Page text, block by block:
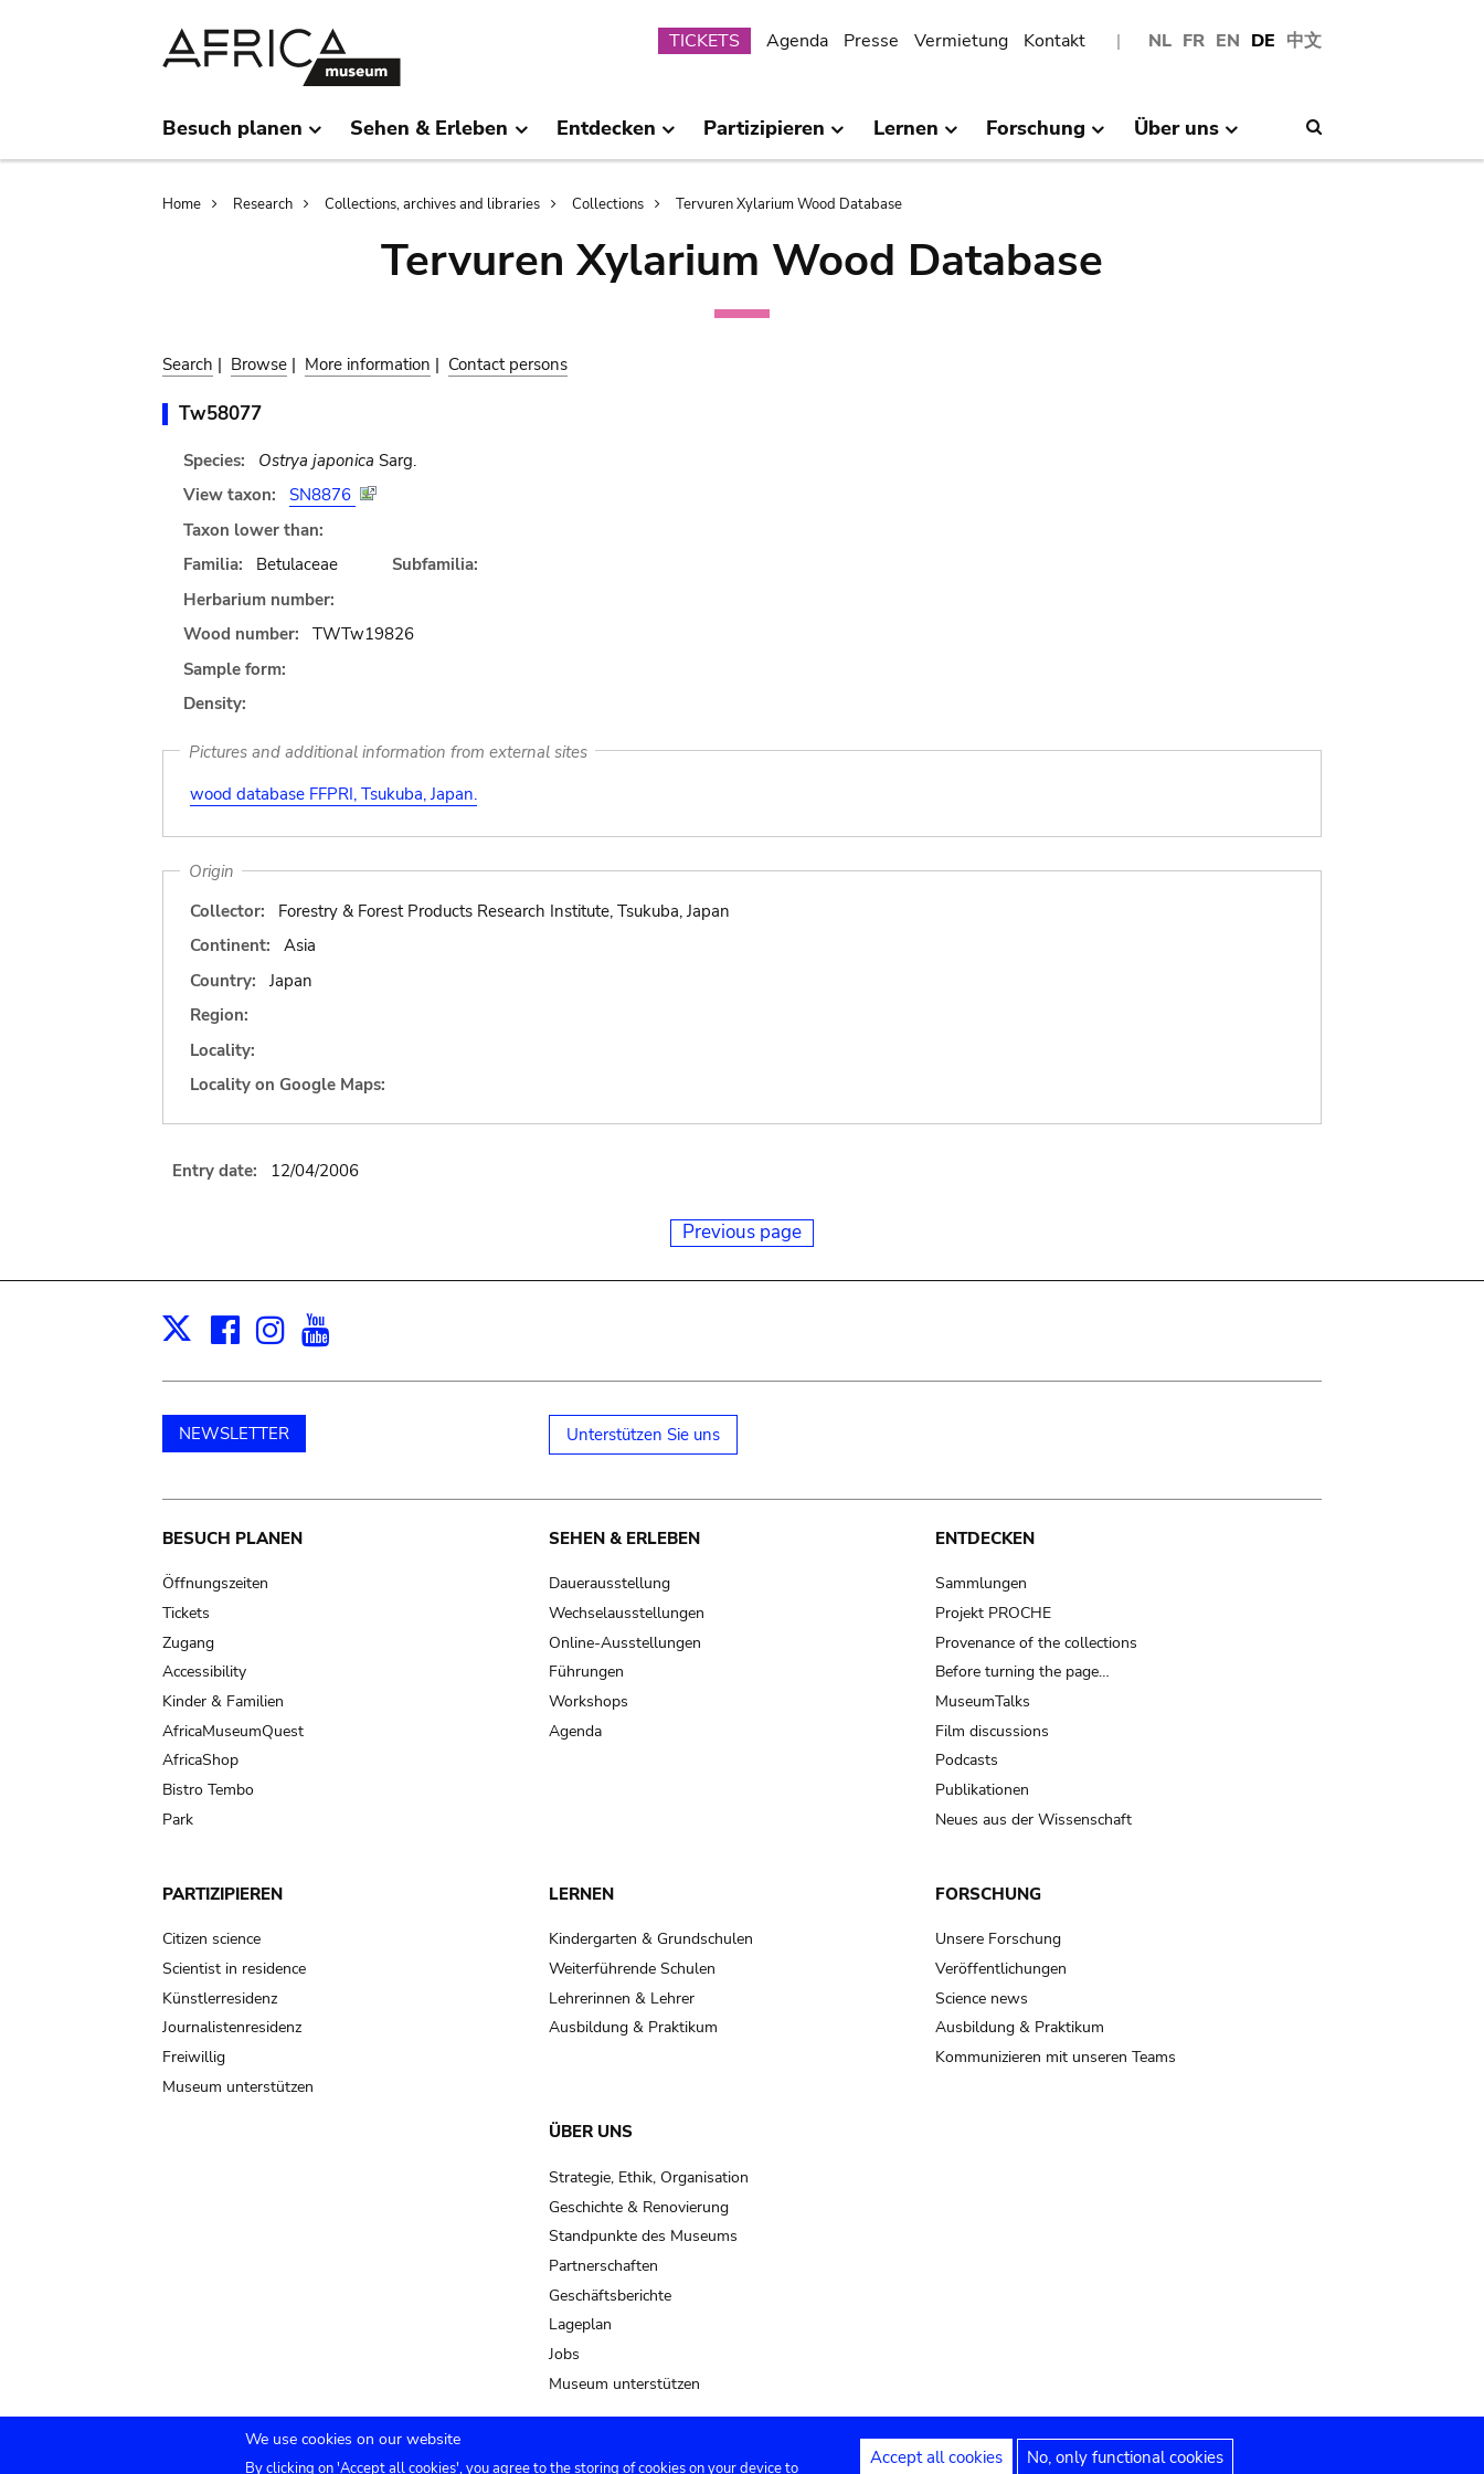
NL FR EN DE 中文
Submenu
TICKETS Agenda Presse Vermietung Kontakt
Besuch planen Sehen & Erleben Entdecken Partizipieren Lernen Forschung Über uns
Breadcrumb
Home Research Collections, archives and libraries Collections Tervuren Xylarium Wood Database
Tervuren Xylarium Wood Database
Search | Browse | More information | Contact persons
Tw58077
Species: Ostrya japonica Sarg.
View taxon:
SN8876
Taxon lower than:
Familia:
Betulaceae
Subfamilia:
Herbarium number:
Wood number:
TWTw19826
Sample form:
Density:
Pictures and additional information from external sites
wood database FFPRI, Tsukuba, Japan.
Origin
Collector:
Forestry & Forest Products Research Institute, Tsukuba, Japan
Continent:
Asia
Country:
Japan
Region:
Locality:
Locality on Google Maps:
Entry date: 12/04/2006
Previous page
X Facebook
Instagram
NEWSLETTER Unterstützen Sie uns
Main
navigation
BESUCH PLANEN
Öffnungszeiten
Tickets
Zugang
Accessibility
Kinder & Familien
AfricaMuseumQuest
AfricaShop
Bistro Tembo
Park
SEHEN & ERLEBEN
Dauerausstellung
Wechselausstellungen
Online-Ausstellungen
Führungen
Workshops
Agenda
ENTDECKEN
Sammlungen
Projekt PROCHE
Provenance of the collections
Before turning the page…
MuseumTalks
Film discussions
Podcasts
Publikationen
Neues aus der Wissenschaft
PARTIZIPIEREN
Citizen science
Scientist in residence
Künstlerresidenz
Journalistenresidenz
Freiwillig
Museum unterstützen
LERNEN
Kindergarten & Grundschulen
Weiterführende Schulen
Lehrerinnen & Lehrer
Ausbildung & Praktikum
FORSCHUNG
Unsere Forschung
Veröffentlichungen
Science news
Ausbildung & Praktikum
Kommunizieren mit unseren Teams
ÜBER UNS
Strategie, Ethik, Organisation
Geschichte & Renovierung
Standpunkte des Museums
Partnerschaften
Geschäftsberichte
Lageplan
Jobs
Museum unterstützen
We use cookies on our website
By clicking on 'Accept all cookies', you agree to the storing of cookies on your device to Accept all cookies No, only functional cookies